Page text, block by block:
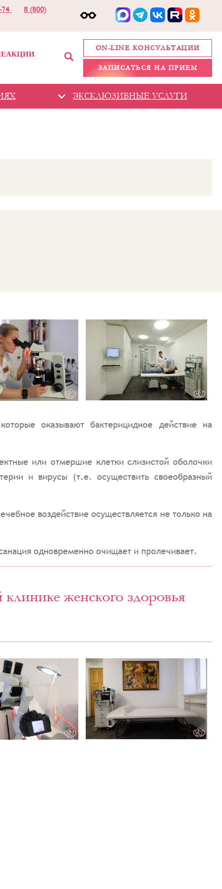
8 (800)
АКЦИИ
ON-LINE КОНСУЛЬТАЦИИ
ЗАПИСАТЬСЯ НА ПРИЕМ
ЭКСКЛЮЗИВНЫЕ УСЛУГИ
оказывают бактерицидное действие на
или отмершие клетки слизистой оболочки
и вирусы (т.е. осуществить своеобразный
воздействие осуществляется не только на
одновременно очищает и пролечивает.
женского здоровья